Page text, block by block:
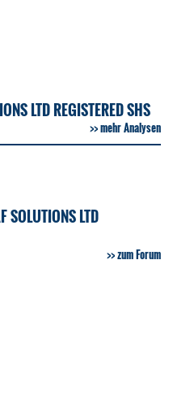
LTD REGISTERED SHS
mehr Analysen
SOLUTIONS LTD
zum Forum